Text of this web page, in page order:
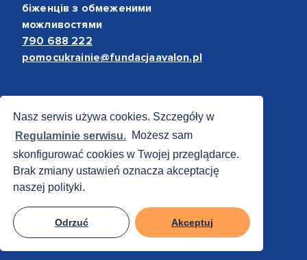
Nasz serwis używa cookies. Szczegóły w
Regulaminie serwisu. Możesz sam
skonfigurować cookies w Twojej przeglądarce.
Brak zmiany ustawień oznacza akceptację
naszej polityki.
Odrzuć Akceptuj
біженців з обмеженими
можливостями
790 688 222
pomocukrainie@fundacjaavalon.pl
Bezpieczne płatności
© 2012 - 2026 Fundacja Avalon